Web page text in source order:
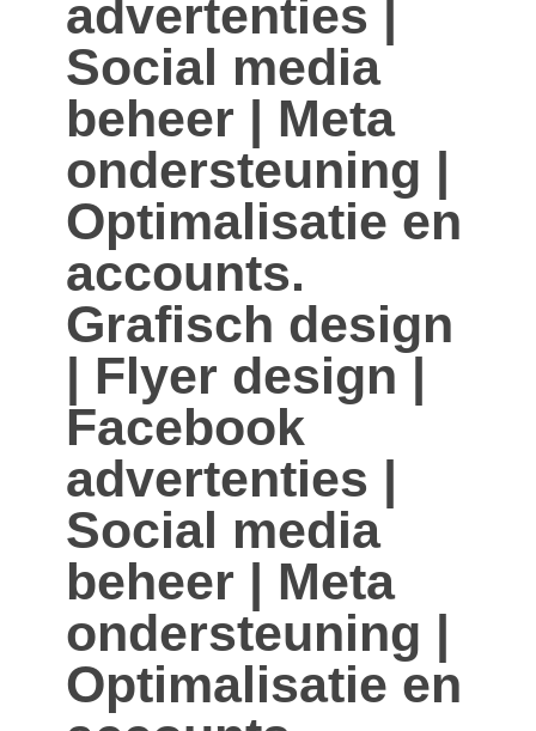
advertenties |
Social media
beheer | Meta
ondersteuning |
Optimalisatie en
accounts.
Grafisch design
| Flyer design |
Facebook
advertenties |
Social media
beheer | Meta
ondersteuning |
Optimalisatie en